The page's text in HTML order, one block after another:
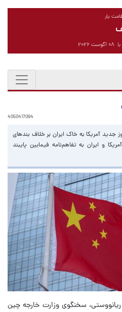
یار
4050417094
آمریکا به خاک ایران بر خلاف بندهای
و ایران به تفاهم‌نامه فیمابین پایبند
سخنگوی وزارت خارجه چین